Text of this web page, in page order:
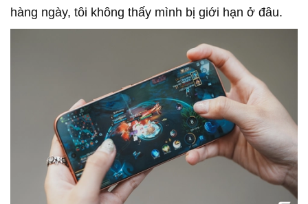
hàng ngày, tôi không thấy mình bị giới hạn ở đâu.